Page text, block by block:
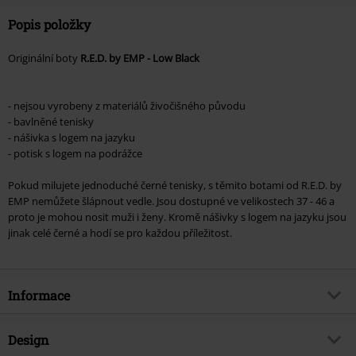
Popis položky
Originální boty R.E.D. by EMP - Low Black
- nejsou vyrobeny z materiálů živočišného původu
- bavlněné tenisky
- nášivka s logem na jazyku
- potisk s logem na podrážce
Pokud milujete jednoduché černé tenisky, s těmito botami od R.E.D. by
EMP nemůžete šlápnout vedle. Jsou dostupné ve velikostech 37 - 46 a
proto je mohou nosit muži i ženy. Kromě nášivky s logem na jazyku jsou
jinak celé černé a hodí se pro každou příležitost.
Informace
Zboží č.
Design